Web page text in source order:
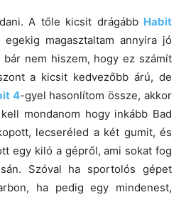
A tőle kicsit drágább Habit
magasztaltam annyira jó
nem hiszem, hogy ez számít
a kicsit kedvezőbb árú, de
4-gyel hasonlítom össze, akkor
mondanom hogy inkább Bad
lecseréled a két gumit, és
egy kiló a gépről, ami sokat fog
Szóval ha sportolós gépet
ha pedig egy mindenest,